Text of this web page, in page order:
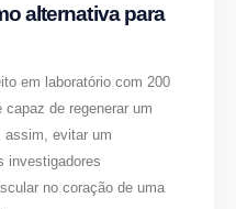
alternativa para
em laboratório com 200
capaz de regenerar um
assim, evitar um
investigadores
no coração de uma